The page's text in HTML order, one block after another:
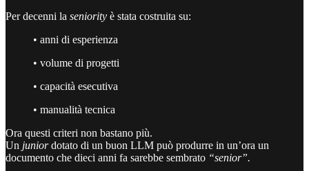
Per decenni la seniority è stata costruita su:
• anni di esperienza
• volume di progetti
• capacità esecutiva
• manualità tecnica
Ora questi criteri non bastano più.
Un juniordotato di un buon LLM può produrre in un’ora un
documento che dieci anni fa sarebbe sembrato “senior”.